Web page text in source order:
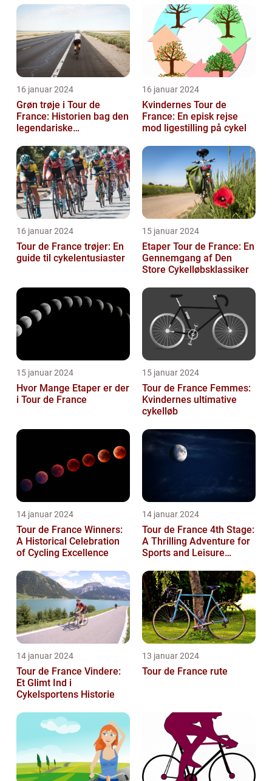
Enthusiasts
16 januar 2024
Grøn trøje i Tour de
France: Historien bag den
legendariske
16 januar 2024
Kvindernes Tour de
France: En episk rejse
mod ligestilling på cykel
16 januar 2024
Tour de France trøjer: En
guide til cykelentusiaster
15 januar 2024
Etaper Tour de France: En
Gennemgang af Den
Store Cykelløbsklassiker
15 januar 2024
Hvor Mange Etaper er der
i Tour de France
15 januar 2024
Tour de France Femmes:
Kvindernes ultimative
cykelløb
14 januar 2024
Tour de France Winners:
A Historical Celebration
of Cycling Excellence
14 januar 2024
Tour de France 4th Stage:
A Thrilling Adventure for
Sports and Leisure
14 januar 2024
Tour de France Vindere:
Et Glimt Ind i
Cykelsportens Historie
13 januar 2024
Tour de France rute